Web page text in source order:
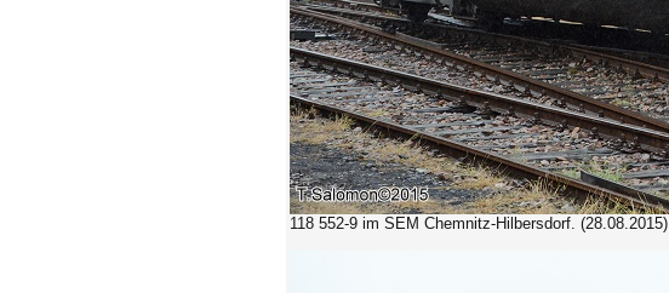
118 552-9 im SEM Chemnitz-Hilbersdorf. (28.08.2015)